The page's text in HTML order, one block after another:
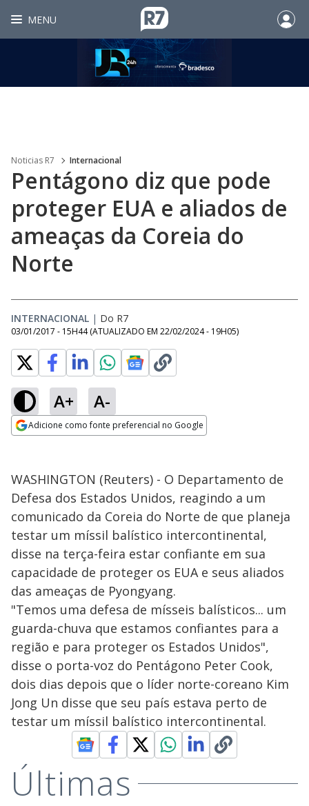
MENU
Noticias R7 Internacional
Pentágono diz que pode
proteger EUA e aliados de
ameaças da Coreia do
Norte
INTERNACIONAL | Do R7
03/01/2017 - 15H44 (ATUALIZADO EM 22/02/2024 - 19H05)
A+ A-
Adicione como fonte preferencial no Google
WASHINGTON (Reuters) - O Departamento de
Defesa dos Estados Unidos, reagindo a um
comunicado da Coreia do Norte de que planeja
testar um míssil balístico intercontinental,
disse na terça-feira estar confiante em sua
capacidade de proteger os EUA e seus aliados
das ameaças de Pyongyang.
"Temos uma defesa de mísseis balísticos... um
guarda-chuva que estamos confiantes para a
região e para proteger os Estados Unidos",
disse o porta-voz do Pentágono Peter Cook,
dois dias depois que o líder norte-coreano Kim
Jong Un disse que seu país estava perto de
testar um míssil balístico intercontinental.
Últimas